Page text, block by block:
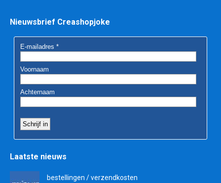
Nieuwsbrief Creashopjoke
Laatste nieuws
bestellingen / verzendkosten